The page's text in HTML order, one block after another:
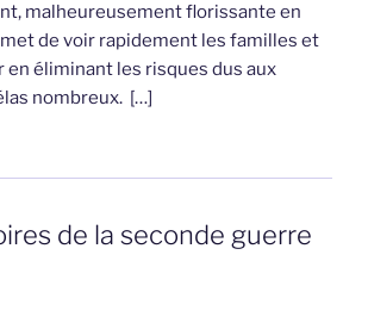
malheureusement florissante en
de voir rapidement les familles et
éliminant les risques dus aux
nombreux. […]
de la seconde guerre